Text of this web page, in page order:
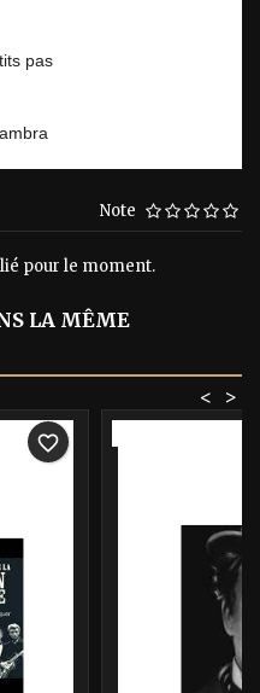
pas
Note
pour le moment.
LA MÊME
>
<
favorite_border